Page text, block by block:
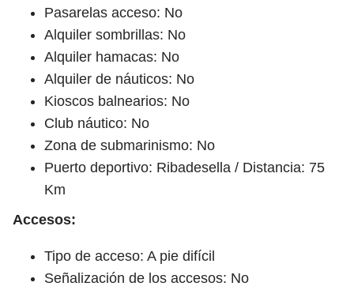
Pasarelas acceso: No
Alquiler sombrillas: No
Alquiler hamacas: No
Alquiler de náuticos: No
Kioscos balnearios: No
Club náutico: No
Zona de submarinismo: No
Puerto deportivo: Ribadesella / Distancia: 75
Km
Accesos:
Tipo de acceso: A pie difícil
Señalización de los accesos: No